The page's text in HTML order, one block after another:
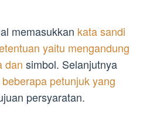
memasukkan kata sandi
yaitu mengandung
dan simbol. Selanjutnya
petunjuk yang
persyaratan.